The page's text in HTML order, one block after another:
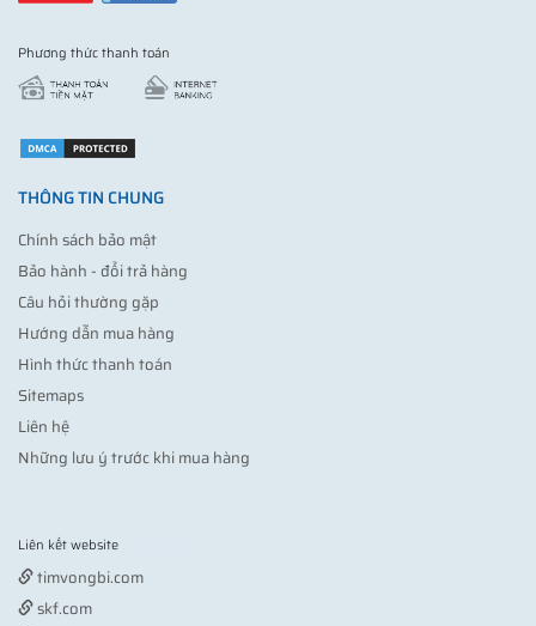
Phương thức thanh toán
THÔNG TIN CHUNG
Chính sách bảo mật
Bảo hành - đổi trả hàng
Câu hỏi thường gặp
Hướng dẫn mua hàng
Hình thức thanh toán
Sitemaps
Liên hệ
Những lưu ý trước khi mua hàng
Liên kết website
timvongbi.com
skf.com